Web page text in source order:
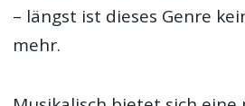
– längst ist dieses Genre
mehr.